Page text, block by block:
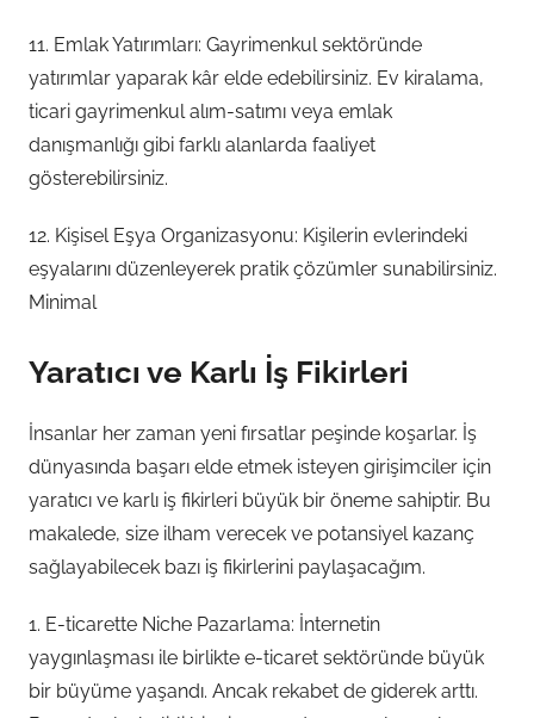
11. Emlak Yatırımları: Gayrimenkul sektöründe
yatırımlar yaparak kâr elde edebilirsiniz. Ev kiralama,
ticari gayrimenkul alım-satımı veya emlak
danışmanlığı gibi farklı alanlarda faaliyet
gösterebilirsiniz.
12. Kişisel Eşya Organizasyonu: Kişilerin evlerindeki
eşyalarını düzenleyerek pratik çözümler sunabilirsiniz.
Minimal
Yaratıcı ve Karlı İş Fikirleri
İnsanlar her zaman yeni fırsatlar peşinde koşarlar. İş
dünyasında başarı elde etmek isteyen girişimciler için
yaratıcı ve karlı iş fikirleri büyük bir öneme sahiptir. Bu
makalede, size ilham verecek ve potansiyel kazanç
sağlayabilecek bazı iş fikirlerini paylaşacağım.
1. E-ticarette Niche Pazarlama: İnternetin
yaygınlaşması ile birlikte e-ticaret sektöründe büyük
bir büyüme yaşandı. Ancak rekabet de giderek arttı.